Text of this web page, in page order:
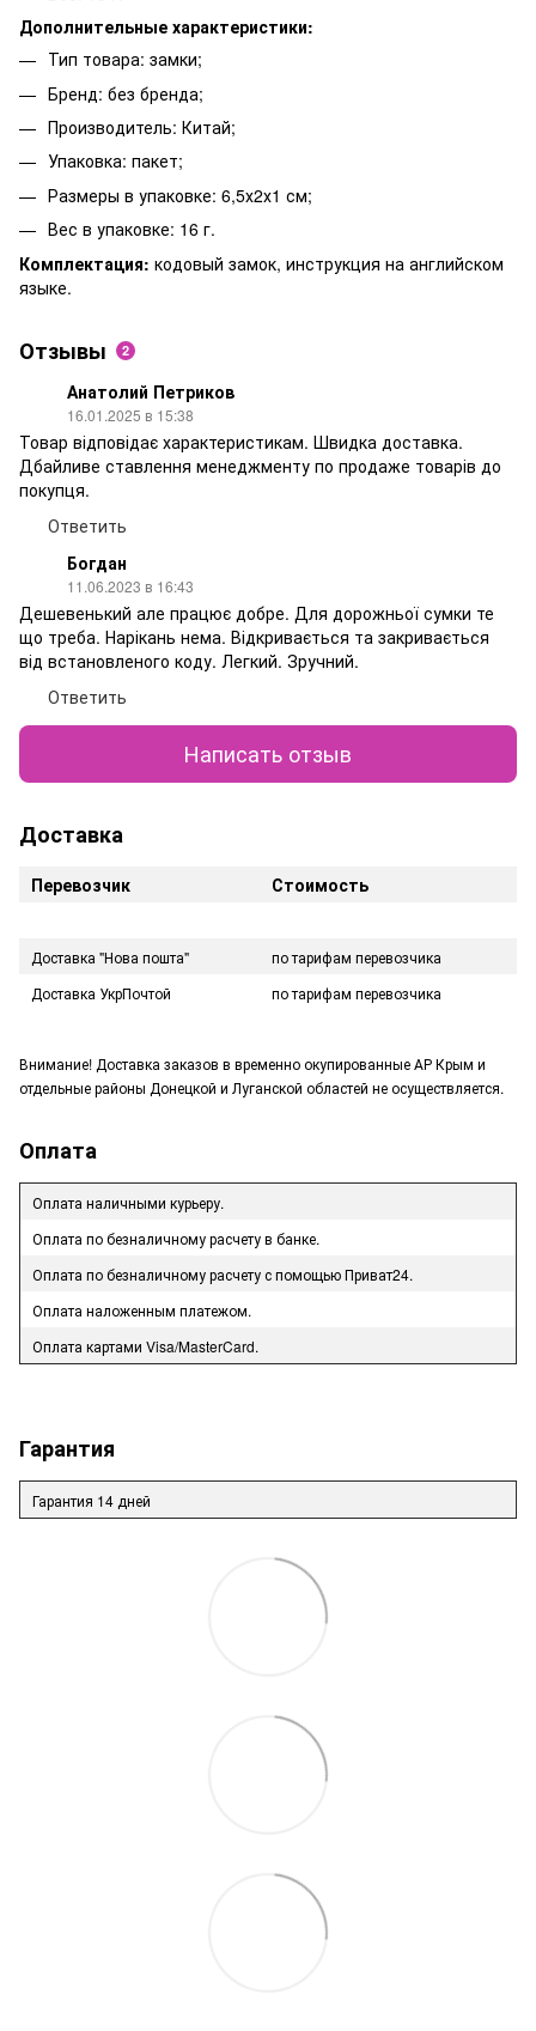
Дополнительные характеристики:
Тип товара: замки;
Бренд: без бренда;
Производитель: Китай;
Упаковка: пакет;
Размеры в упаковке: 6,5х2х1 см;
Вес в упаковке: 16 г.
Комплектация: кодовый замок, инструкция на английском
языке.
Отзывы 2
Анатолий Петриков
16.01.2025 в 15:38
Товар відповідає характеристикам. Швидка доставка.
Дбайливе ставлення менеджменту по продаже товарів до
покупця.
Ответить
Богдан
11.06.2023 в 16:43
Дешевенький але працює добре. Для дорожньої сумки те
що треба. Нарікань нема. Відкривається та закривається
від встановленого коду. Легкий. Зручний.
Ответить
Написать отзыв
Доставка
Перевозчик Стоимость
Доставка "Нова пошта"
по тарифам перевозчика
Доставка УкрПочтой
по тарифам перевозчика
Внимание! Доставка заказов в временно окупированные АР Крым и
отдельные районы Донецкой и Луганской областей не осуществляется.
Оплата
Оплата наличными курьеру.
Оплата по безналичному расчету в банке.
Оплата по безналичному расчету с помощью Приват24.
Оплата наложенным платежом.
Оплата картами Visa/MasterCard.
Гарантия
Гарантия 14 дней